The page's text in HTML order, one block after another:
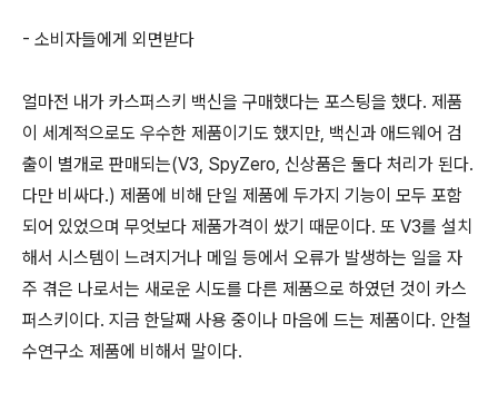
- 소비자들에게 외면받다
얼마전 내가 카스퍼스키 백신을 구매했다는 포스팅을 했다. 제품
이 세계적으로도 우수한 제품이기도 했지만, 백신과 애드웨어 검
출이 별개로 판매되는(V3, SpyZero, 신상품은 둘다 처리가 된다.
다만 비싸다.) 제품에 비해 단일 제품에 두가지 기능이 모두 포함
되어 있었으며 무엇보다 제품가격이 쌌기 때문이다. 또 V3를 설치
해서 시스템이 느려지거나 메일 등에서 오류가 발생하는 일을 자
주 겪은 나로서는 새로운 시도를 다른 제품으로 하였던 것이 카스
퍼스키이다. 지금 한달째 사용 중이나 마음에 드는 제품이다. 안철
수연구소 제품에 비해서 말이다.